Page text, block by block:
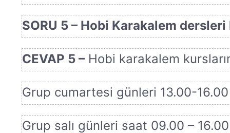
SORU 5 – Hobi Karakalem
CEVAP 5 – Hobi karakalem
Grup cumartesi günleri 13.00-
Grup salı günleri saat 09.00 –